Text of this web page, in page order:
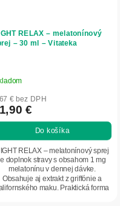
RELAX – melatonínový
– 30 ml – Vitateka
€ bez DPH
€
Do košíka
RELAX – melatonínový sprej
doplnok stravy s obsahom 1 mg
melatonínu v dennej dávke.
Obsahuje aj extrakt z griffónie a
maku. Praktická forma